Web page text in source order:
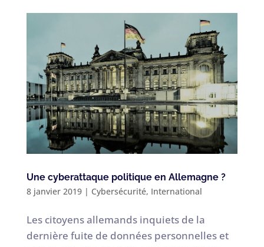
Une cyberattaque politique en Allemagne ?
8 janvier 2019| Cybersécurité, International
Les citoyens allemands inquiets de la
dernière fuite de données personnelles et